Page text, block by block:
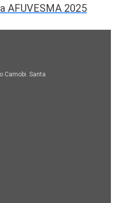
AFUVESMA 2025
Camobi. Santa